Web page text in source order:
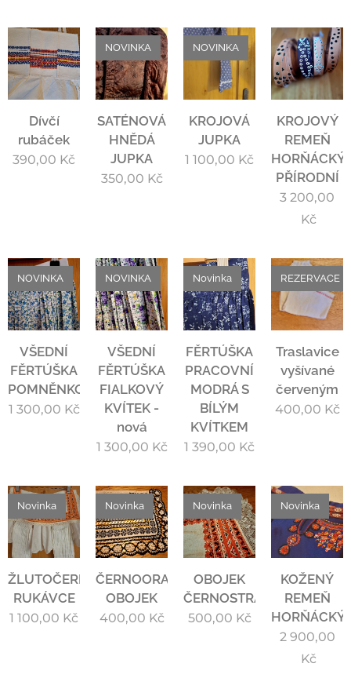
Dívčí
rubáček
390,00 Kč
SATÉNOVÁ
HNĚDÁ
JUPKA
NOVINKA
350,00 Kč
KROJOVÁ
JUPKA
NOVINKA
1 100,00 Kč
KROJOVÝ
REMEŇ
HORŇÁCKÝ
PŘÍRODNÍ
3 200,00
Kč
VŠEDNÍ
FĚRTÚŠKA
POMNĚNKOVÁ
NOVINKA
1 300,00 Kč
VŠEDNÍ
FĚRTÚŠKA
FIALKOVÝ
KVÍTEK -
nová
NOVINKA
1 300,00 Kč
FĚRTÚŠKA
PRACOVNÍ
MODRÁ S
BÍLÝM
KVÍTKEM
Novinka
1 390,00 Kč
Traslavice
vyšívané
červeným
REZERVACE
400,00 Kč
ŽLUTOČERNÉ
RUKÁVCE
Novinka
1 100,00 Kč
ČERNOORANŽOVÝ
OBOJEK
Novinka
400,00 Kč
OBOJEK
ČERNOSTRAKATÝ
Novinka
500,00 Kč
KOŽENÝ
REMEŇ
HORŇÁCKÝ
Novinka
2 900,00
Kč